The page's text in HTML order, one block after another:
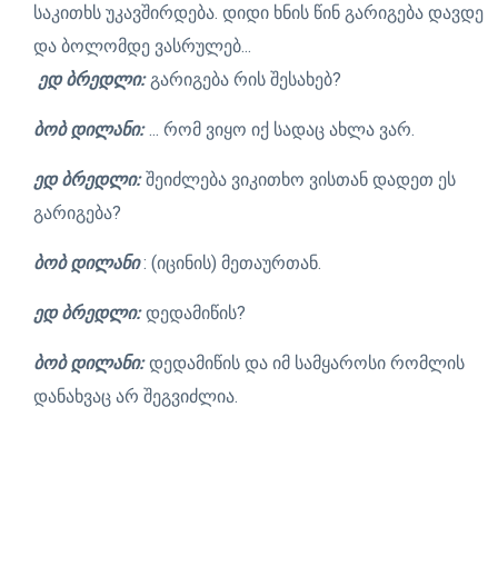
საკითხს უკავშირდება. დიდი ხნის წინ გარიგება დავდე
და ბოლომდე ვასრულებ...
ედ ბრედლი:გარიგება რის შესახებ?
ბობ დილანი:... რომ ვიყო იქ სადაც ახლა ვარ.
ედ ბრედლი:შეიძლება ვიკითხო ვისთან დადეთ ეს
გარიგება?
ბობ დილანი: (იცინის) მეთაურთან.
ედ ბრედლი:დედამიწის?
ბობ დილანი:დედამიწის და იმ სამყაროსი რომლის
დანახვაც არ შეგვიძლია.